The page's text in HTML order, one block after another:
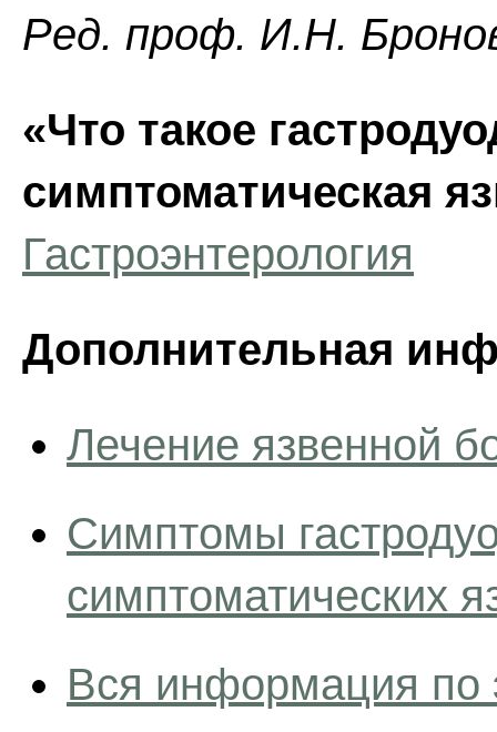
Ред. проф. И.Н.
«Что такое
симптоматическая
Гастроэнтерология
Дополнительная
Лечение язвенной
Симптомы
симптоматических
Вся информация по